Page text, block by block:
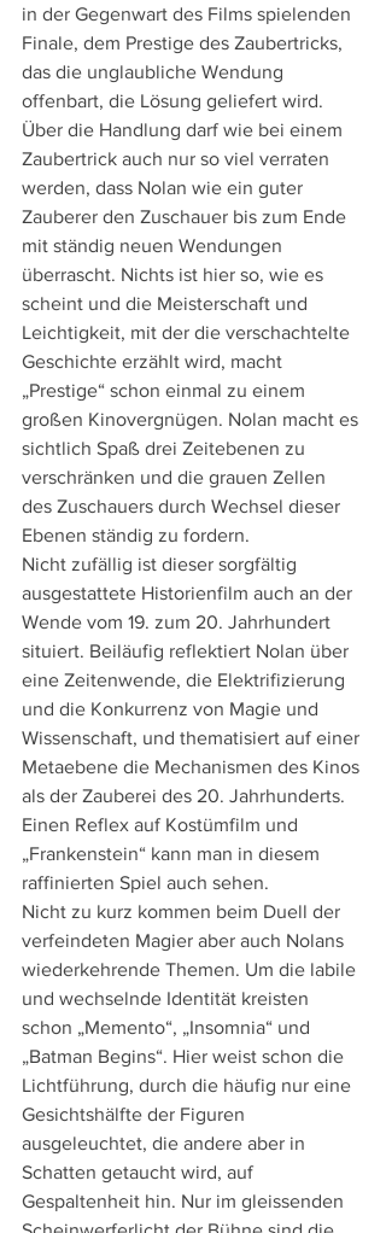
in der Gegenwart des Films spielenden
Finale, dem Prestige des Zaubertricks,
das die unglaubliche Wendung
offenbart, die Lösung geliefert wird.
Über die Handlung darf wie bei einem
Zaubertrick auch nur so viel verraten
werden, dass Nolan wie ein guter
Zauberer den Zuschauer bis zum Ende
mit ständig neuen Wendungen
überrascht. Nichts ist hier so, wie es
scheint und die Meisterschaft und
Leichtigkeit, mit der die verschachtelte
Geschichte erzählt wird, macht
„Prestige“ schon einmal zu einem
großen Kinovergnügen. Nolan macht es
sichtlich Spaß drei Zeitebenen zu
verschränken und die grauen Zellen
des Zuschauers durch Wechsel dieser
Ebenen ständig zu fordern.
Nicht zufällig ist dieser sorgfältig
ausgestattete Historienfilm auch an der
Wende vom 19. zum 20. Jahrhundert
situiert. Beiläufig reflektiert Nolan über
eine Zeitenwende, die Elektrifizierung
und die Konkurrenz von Magie und
Wissenschaft, und thematisiert auf einer
Metaebene die Mechanismen des Kinos
als der Zauberei des 20. Jahrhunderts.
Einen Reflex auf Kostümfilm und
„Frankenstein“ kann man in diesem
raffinierten Spiel auch sehen.
Nicht zu kurz kommen beim Duell der
verfeindeten Magier aber auch Nolans
wiederkehrende Themen. Um die labile
und wechselnde Identität kreisten
schon „Memento“, „Insomnia“ und
„Batman Begins“. Hier weist schon die
Lichtführung, durch die häufig nur eine
Gesichtshälfte der Figuren
ausgeleuchtet, die andere aber in
Schatten getaucht wird, auf
Gespaltenheit hin. Nur im gleissenden